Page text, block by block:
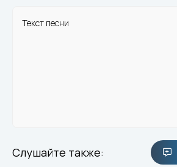
Текст песни
Слушайте также: